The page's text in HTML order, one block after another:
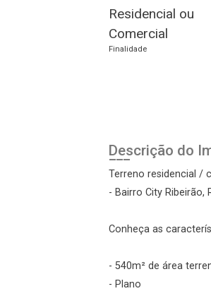
Residencial ou
Comercial
Finalidade
Descrição do
Terreno residencial /
- Bairro City Ribeirão,
Conheça as
- 540m² de área
- Plano
Login